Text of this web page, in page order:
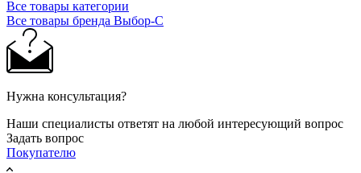
Все товары категории
Все товары бренда Выбор-C
Нужна консультация?
Наши специалисты ответят на любой интересующий вопрос
Задать вопрос
Покупателю